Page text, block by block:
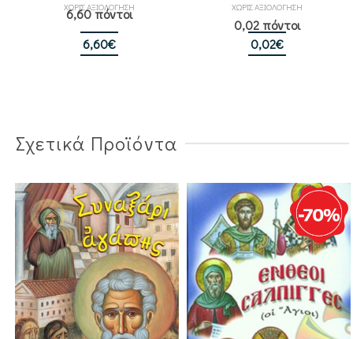
ΧΩΡΙΣ ΑΞΙΟΛΟΓΗΣΗ
6,60 πόντοι
6,60€
ΧΩΡΙΣ ΑΞΙΟΛΟΓΗΣΗ
0,02 πόντοι
0,02€
Σχετικά Προϊόντα